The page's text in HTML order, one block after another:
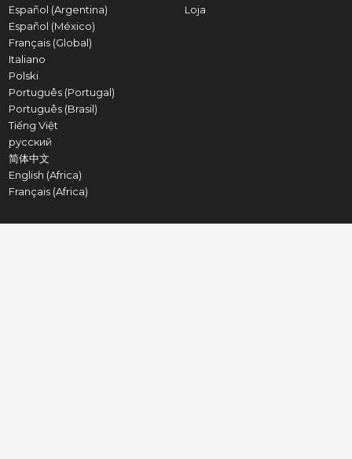
Español (Argentina)
Español (México)
Français (Global)
Italiano
Polski
Português (Portugal)
Português (Brasil)
Tiếng Việt
русский
简体中文
English (Africa)
Français (Africa)
Loja